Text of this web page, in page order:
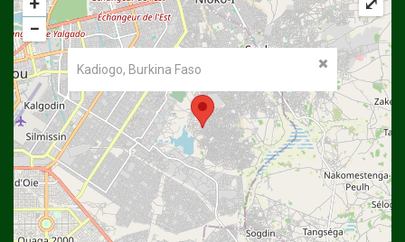
Kadiogo, Burkina Faso
+
−
⤢